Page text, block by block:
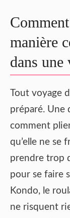
manière
dans une
Tout voyage
préparé. Une
comment
qu’elle ne se
prendre trop
pour se faire
Kondo, le
ne risquent